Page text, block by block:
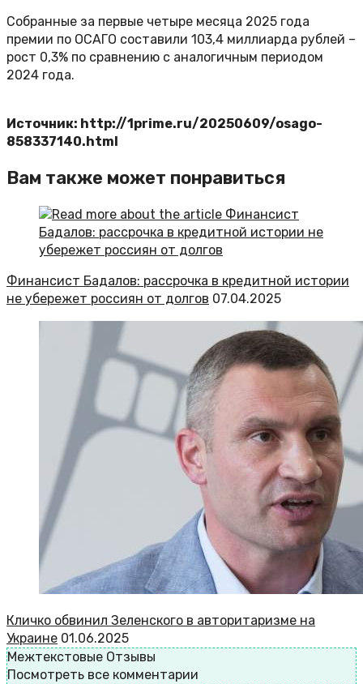
Собранные за первые четыре месяца 2025 года
премии по ОСАГО составили 103,4 миллиарда рублей –
рост 0,3% по сравнению с аналогичным периодом
2024 года.
Источник: http://1prime.ru/20250609/osago-
858337140.html
Вам также может понравиться
Финансист Бадалов: рассрочка в кредитной истории
не убережет россиян от долгов 07.04.2025
Кличко обвинил Зеленского в авторитаризме на
Украине 01.06.2025
Межтекстовые Отзывы
Посмотреть все комментарии